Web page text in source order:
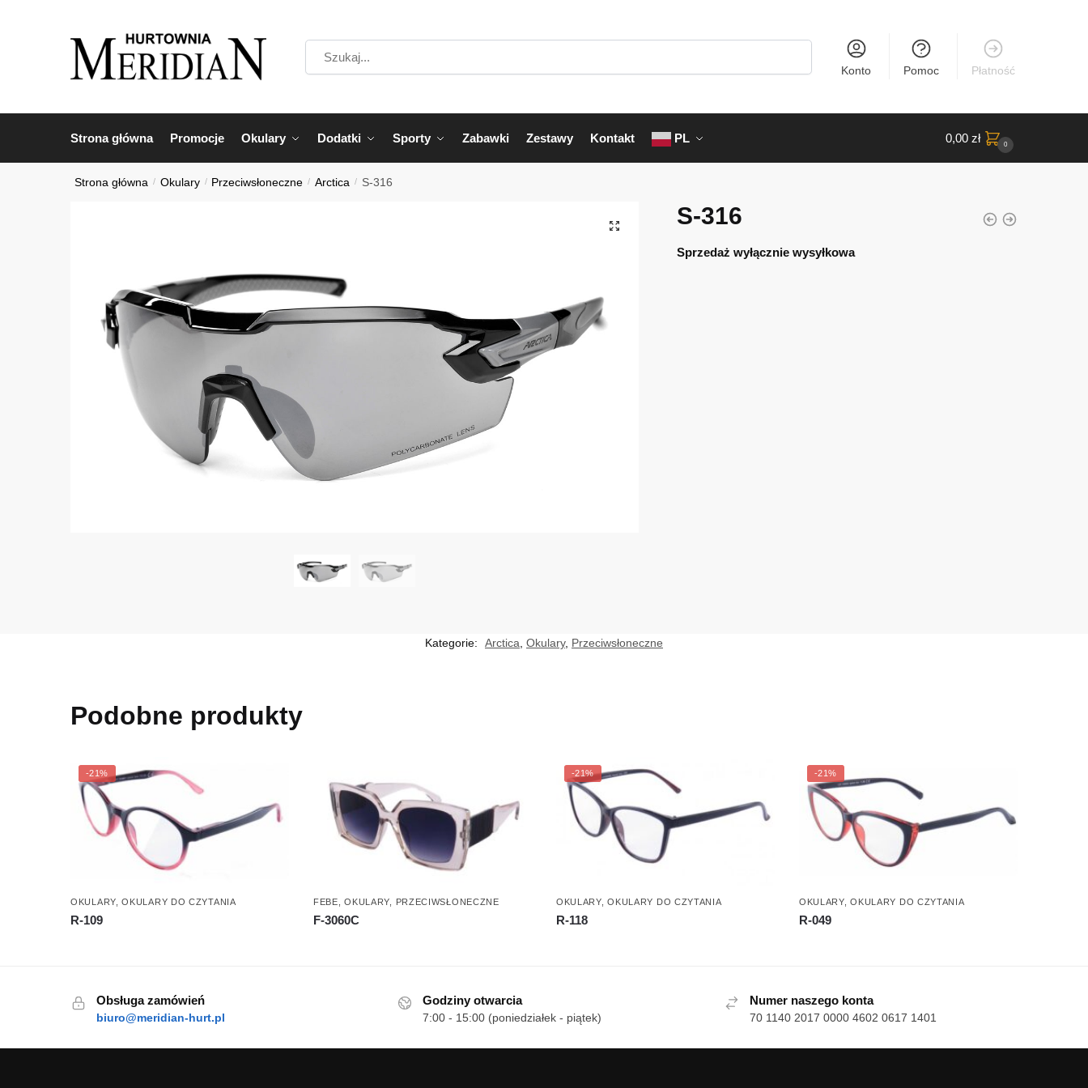
Konto Pomoc Płatność
Strona główna Promocje Okulary Dodatki Sporty Zabawki Zestawy Kontakt PL 0,00 zł 0
Strona główna / Okulary / Przeciwsłoneczne / Arctica / S-316
S-316
Sprzedaż wyłącznie wysyłkowa
Kategorie: Arctica Okulary, Przeciwsłoneczne
Podobne produkty
-21%
OKULARY,OKULARY DO CZYTANIA
R-109
FEBE ,OKULARY PRZECIWSŁONECZNE
F-3060C
-21%
OKULARY,OKULARY DO CZYTANIA
R-118
-21%
OKULARY,OKULARY DO CZYTANIA
R-049
Obsługa zamówień
biuro@meridian-hurt.pl
Godziny otwarcia
7:00 - 15:00 (poniedziałek - piątek)
Numer naszego konta
70 1140 2017 0000 4602 0617 1401